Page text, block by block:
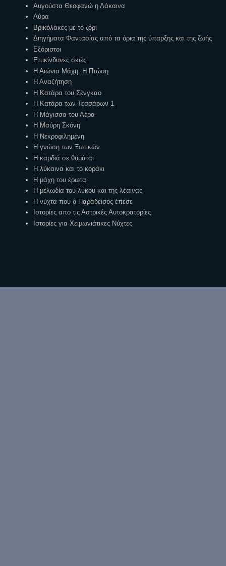
Αυγούστα Θεοφανώ η Λάκαινα
Αύρα
Βρικόλακες με το ζόρι
Διηγήματα Φαντασίας από τα όρια της ύπαρξης και της ζωής
Εξόριστοι
Επικίνδυνες σκιές
Η Αιώνια Μάχη: Η Πτώση
Η Αναζήτηση
Η Κατάρα του Σένγκαο
Η Κατάρα των Τεσσάρων 1
Η Μάγισσα του Αέρα
Η Μαύρη Σκόνη
Η Νεκροφιλημένη
Η γνώση των Ξωτικών
Η καρδιά σε θυμάται
Η λύκαινα και το κοράκι
Η μάχη του έρωτα
Η μελωδία του λύκου και της λέαινας
Η νύχτα που ο Παράδεισος έπεσε
Ιστορίες απο τις Αστρικές Αυτοκρατορίες
Ιστορίες για Χειμωνιάτικες Νύχτες